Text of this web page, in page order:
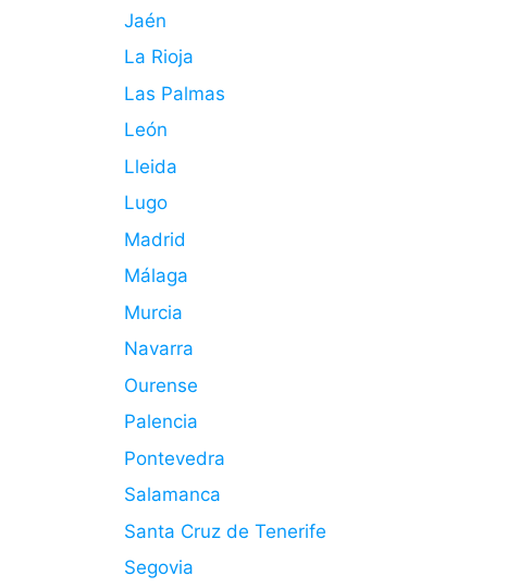
Jaén
La Rioja
Las Palmas
León
Lleida
Lugo
Madrid
Málaga
Murcia
Navarra
Ourense
Palencia
Pontevedra
Salamanca
Santa Cruz de Tenerife
Segovia